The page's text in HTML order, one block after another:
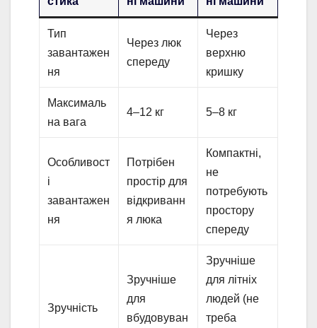
Тип
завантажен
ня
Через люк
спереду
Через
верхню
кришку
Максималь
на вага
4–12 кг 5–8 кг
Особливост
і
завантажен
ня
Потрібен
простір для
відкриванн
я люка
Компактні,
не
потребують
простору
спереду
Зручність
Зручніше
для
вбудовуван
Зручніше
для літніх
людей (не
треба